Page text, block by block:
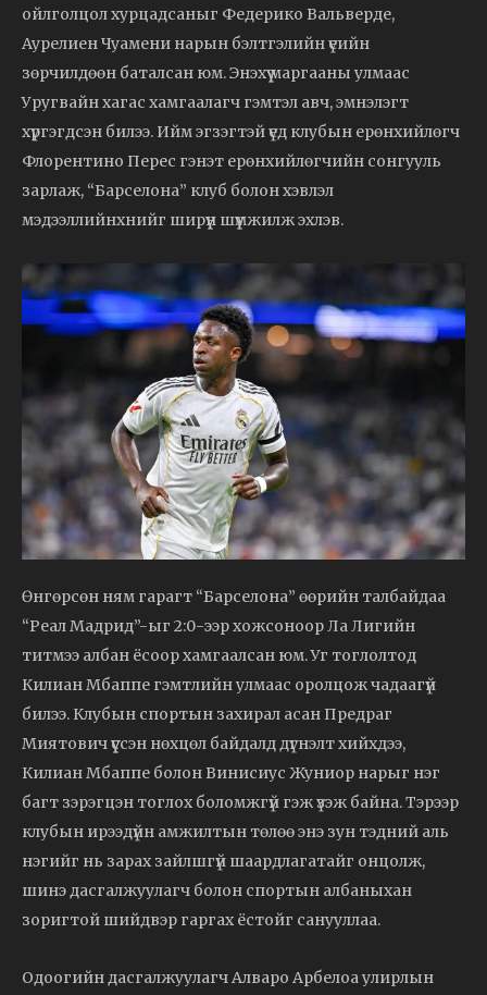
ойлголцол хурцадсаныг Федерико Вальверде,
Аурелиен Чуамени нарын бэлтгэлийн үеийн
зөрчилдөөн баталсан юм. Энэхүү маргааны улмаас
Уругвайн хагас хамгаалагч гэмтэл авч, эмнэлэгт
хүргэгдсэн билээ. Ийм эгзэгтэй үед клубын ерөнхийлөгч
Флорентино Перес гэнэт ерөнхийлөгчийн сонгууль
зарлаж, “Барселона” клуб болон хэвлэл
мэдээллийнхнийг ширүүн шүүмжилж эхлэв.
Өнгөрсөн ням гарагт “Барселона” өөрийн талбайдаа
“Реал Мадрид”-ыг 2:0-ээр хожсоноор Ла Лигийн
титмээ албан ёсоор хамгаалсан юм. Уг тоглолтод
Килиан Мбаппе гэмтлийн улмаас оролцож чадаагүй
билээ. Клубын спортын захирал асан Предраг
Миятович үүссэн нөхцөл байдалд дүгнэлт хийхдээ,
Килиан Мбаппе болон Винисиус Жуниор нарыг нэг
багт зэрэгцэн тоглох боломжгүй гэж үзэж байна. Тэрээр
клубын ирээдүйн амжилтын төлөө энэ зун тэдний аль
нэгийг нь зарах зайлшгүй шаардлагатайг онцолж,
шинэ дасгалжуулагч болон спортын албаныхан
зоригтой шийдвэр гаргах ёстойг санууллаа.
Одоогийн дасгалжуулагч Алваро Арбелоа улирлын